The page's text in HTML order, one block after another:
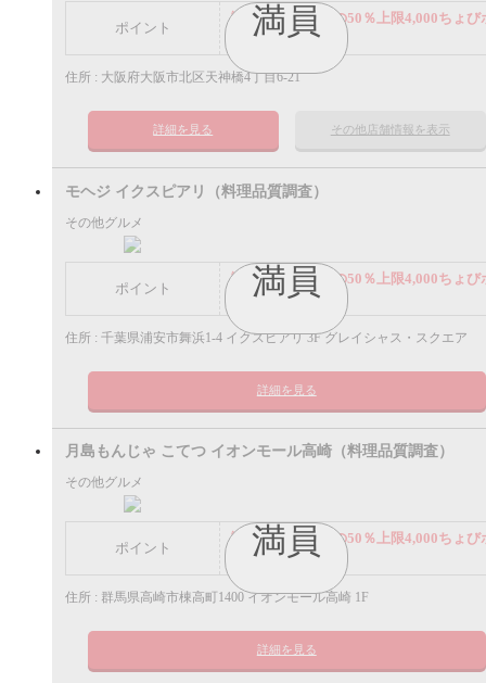
満員
ポイント
謝礼： 飲食代金の50％上限4,000ちょび
イント
住所 : 大阪府大阪市北区天神橋4丁目6-21
詳細を見る その他店舗情報を表示
満員
モヘジ イクスピアリ（料理品質調査）
その他グルメ
ポイント
謝礼： 飲食代金の50％上限4,000ちょび
イント
住所 : 千葉県浦安市舞浜1-4 イクスピアリ 3F グレイシャス・スクエア
詳細を見る
満員
月島もんじゃ こてつ イオンモール高崎（料理品質調査）
その他グルメ
ポイント
謝礼： 飲食代金の50％上限4,000ちょび
イント
住所 : 群馬県高崎市棟高町1400 イオンモール高崎 1F
詳細を見る